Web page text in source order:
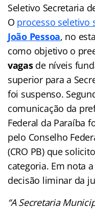
Seletivo Secretaria
O processo seletivo
João Pessoa, no
como objetivo o
vagasde níveis
superior para a
foi suspenso.
comunicação da
Federal da Paraíba
pelo Conselho
(CRO PB) que
categoria. Em nota
decisão liminar da
“A Secretaria